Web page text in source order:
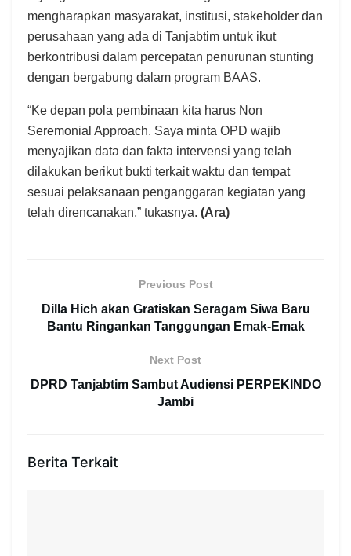
mengharapkan masyarakat, institusi, stakeholder dan
perusahaan yang ada di Tanjabtim untuk ikut
berkontribusi dalam percepatan penurunan stunting
dengan bergabung dalam program BAAS.
“Ke depan pola pembinaan kita harus Non
Seremonial Approach. Saya minta OPD wajib
menyajikan data dan fakta intervensi yang telah
dilakukan berikut bukti terkait waktu dan tempat
sesuai pelaksanaan penganggaran kegiatan yang
telah direncanakan,” tukasnya. (Ara)
Previous Post
Dilla Hich akan Gratiskan Seragam Siwa Baru
Bantu Ringankan Tanggungan Emak-Emak
Next Post
DPRD Tanjabtim Sambut Audiensi PERPEKINDO
Jambi
Berita Terkait